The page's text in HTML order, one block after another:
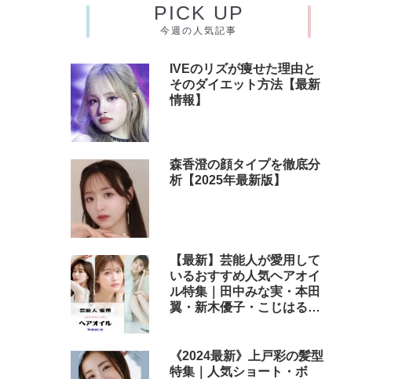
PICK UP
今週の人気記事
IVEのリズが痩せた理由と
そのダイエット方法【最新
情報】
森香澄の顔タイプを徹底分
析【2025年最新版】
【最新】芸能人が愛用して
いるおすすめ人気ヘアオイ
ル特集｜田中みな実・本田
翼・新木優子・こじはる・
テムまとめ
《2024最新》上戸彩の髪型
特集｜人気ショート・ボ